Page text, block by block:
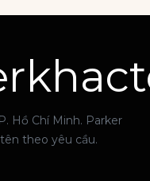
Hồ Chí Minh. Parker
theo yêu cầu.